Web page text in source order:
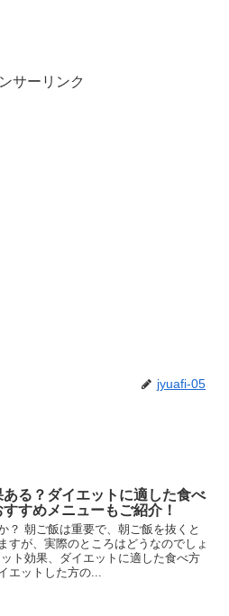
サーリンク
jyuafi-05
る？ダイエットに適した食べ
すめメニューもご紹介！
？ 朝ご飯は重要で、朝ご飯を抜くと
すが、実際のところはどうなのでしょ
ト効果、ダイエットに適した食べ方
エットした方の...